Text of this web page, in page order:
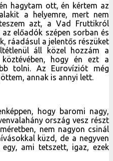
hagytam ott, én kértem az
a helyemre, mert nem
azt, a Vad Fruttikról
előadók szépen sorban és
ráadásul a jelentős részüket
áll közel hozzám a
hogy én ezt a
tolni. Az Eurovíziót még
annak is annyi lett.
hogy baromi nagy,
ország vesz részt
nem nagyon csinál
küzd, de a negyven
ami tetszett, igaz, ezek